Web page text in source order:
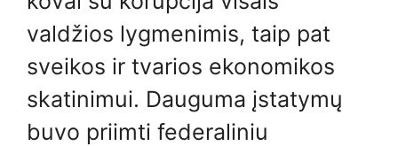
valdžios lygmenimis, taip pat
sveikos ir tvarios ekonomikos
skatinimui. Dauguma įstatymų
buvo priimti federaliniu